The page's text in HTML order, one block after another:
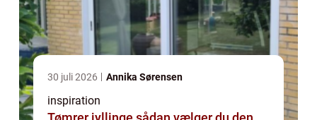
30 juli 2026 Annika Sørensen
inspiration